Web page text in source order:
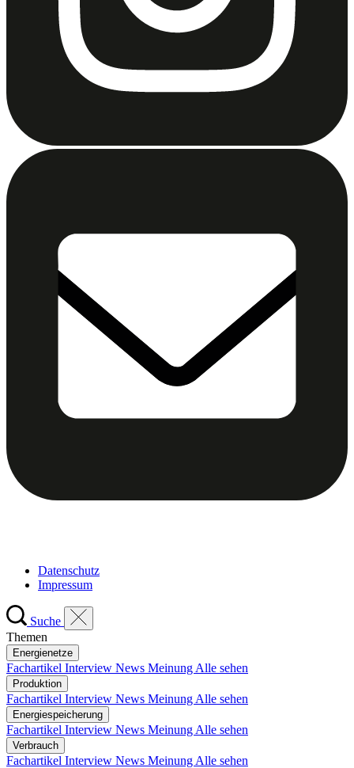
Datenschutz
Impressum
Suche
Themen
Energienetze
Fachartikel Interview News Meinung Alle sehen
Produktion
Fachartikel Interview News Meinung Alle sehen
Energiespeicherung
Fachartikel Interview News Meinung Alle sehen
Verbrauch
Fachartikel Interview News Meinung Alle sehen